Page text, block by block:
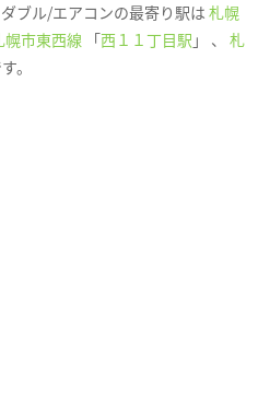
ブル/エアコンの最寄り駅は 札幌
幌市東西線 「西１１丁目駅 」 、 札
。